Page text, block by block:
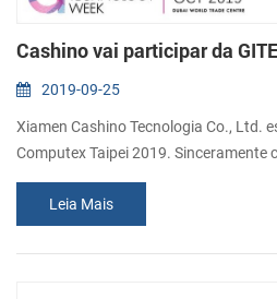
Cashino vai participar da
2019-09-25
Xiamen Cashino Tecnologia Co., Ltd.
Computex Taipei 2019. Sinceramente
estande. Número Do Estande: H2-
Endereço: DuBai world trade centreoff
9292, Dubai
Leia Mais